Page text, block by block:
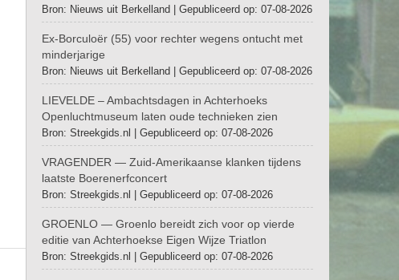
Bron: Nieuws uit Berkelland Gepubliceerd op: 07-08-2026
Ex-Borculoër (55) voor rechter wegens ontucht met
minderjarige
Bron: Nieuws uit Berkelland Gepubliceerd op: 07-08-2026
LIEVELDE – Ambachtsdagen in Achterhoeks
Openluchtmuseum laten oude technieken zien
Bron: Streekgids.nl Gepubliceerd op: 07-08-2026
VRAGENDER — Zuid-Amerikaanse klanken tijdens
laatste Boerenerfconcert
Bron: Streekgids.nl Gepubliceerd op: 07-08-2026
GROENLO — Groenlo bereidt zich voor op vierde
editie van Achterhoekse Eigen Wijze Triatlon
Bron: Streekgids.nl Gepubliceerd op: 07-08-2026